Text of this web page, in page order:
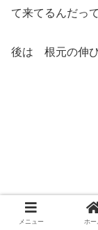
て来てるんだって
後は 根元の伸
細毛で ボリュ
メニュー ホー